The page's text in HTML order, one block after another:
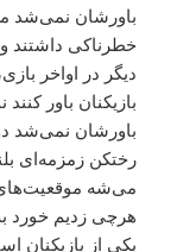
باورشان نمی‌شد
خطرناکی داشتند
دیگر در اواخر
بازیکنان باور
باورشان نمی‌شد
رختکن زمزمه‌ای
می‌شه موقعیت‌های
هر‌چی زدیم خورد
یکی از بازیکنان